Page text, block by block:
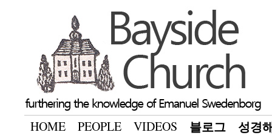
HOME PEOPLE VIDEOS 블로그 성경